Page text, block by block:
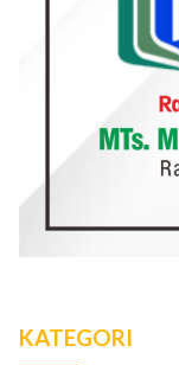
KATEGORI